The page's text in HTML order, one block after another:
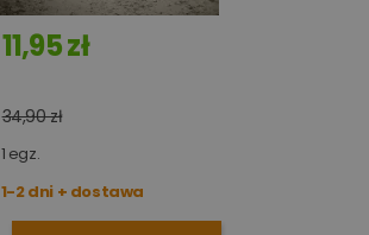
11,95 zł
34,90 zł
1 egz.
1-2 dni + dostawa